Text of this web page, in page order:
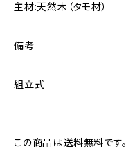
主材:天然木（タモ材）
備考
組立式
この商品は送料無料です。